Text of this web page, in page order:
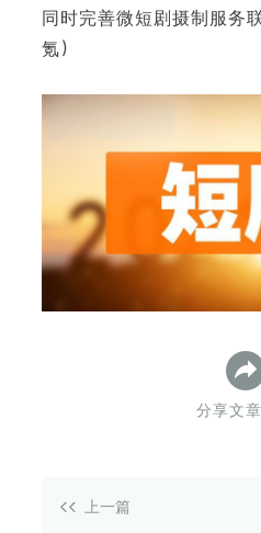
同时完善微短剧摄制服务
氪）
分享文
上一篇